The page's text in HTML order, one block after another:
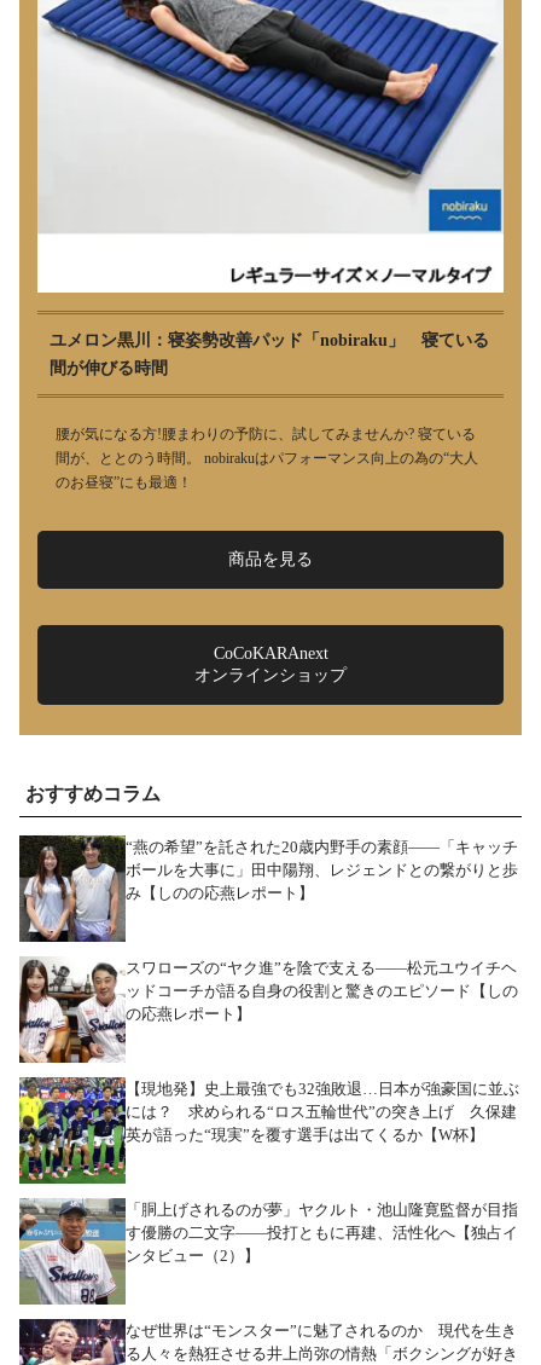
ユメロン黒川：寝姿勢改善パッド「nobiraku」 寝ている
間が伸びる時間
腰が気になる方!腰まわりの予防に、試してみませんか? 寝ている
間が、ととのう時間。 nobirakuはパフォーマンス向上の為の“大人
のお昼寝”にも最適！
商品を見る
CoCoKARAnext
オンラインショップ
おすすめコラム
“燕の希望”を託された20歳内野手の素顔――「キャッチ
ボールを大事に」田中陽翔、レジェンドとの繋がりと歩
み【しのの応燕レポート】
スワローズの“ヤク進”を陰で支える――松元ユウイチヘ
ッドコーチが語る自身の役割と驚きのエピソード【しの
の応燕レポート】
【現地発】史上最強でも32強敗退…日本が強豪国に並ぶ
には？ 求められる“ロス五輪世代”の突き上げ 久保建
英が語った“現実”を覆す選手は出てくるか【W杯】
「胴上げされるのが夢」ヤクルト・池山隆寛監督が目指
す優勝の二文字――投打ともに再建、活性化へ【独占イ
ンタビュー（2）】
なぜ世界は“モンスター”に魅了されるのか 現代を生き
る人々を熱狂させる井上尚弥の情熱「ボクシングが好き